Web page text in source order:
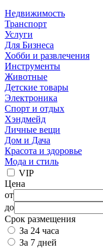
Недвижимость
Транспорт
Услуги
Для Бизнеса
Хобби и развлечения
Инструменты
Животные
Детские товары
Электроника
Спорт и отдых
Хэндмейд
Личные вещи
Дом и Дача
Красота и здоровье
Мода и стиль
VIP
Цена
от
до
Срок размещения
За 24 часа
За 7 дней